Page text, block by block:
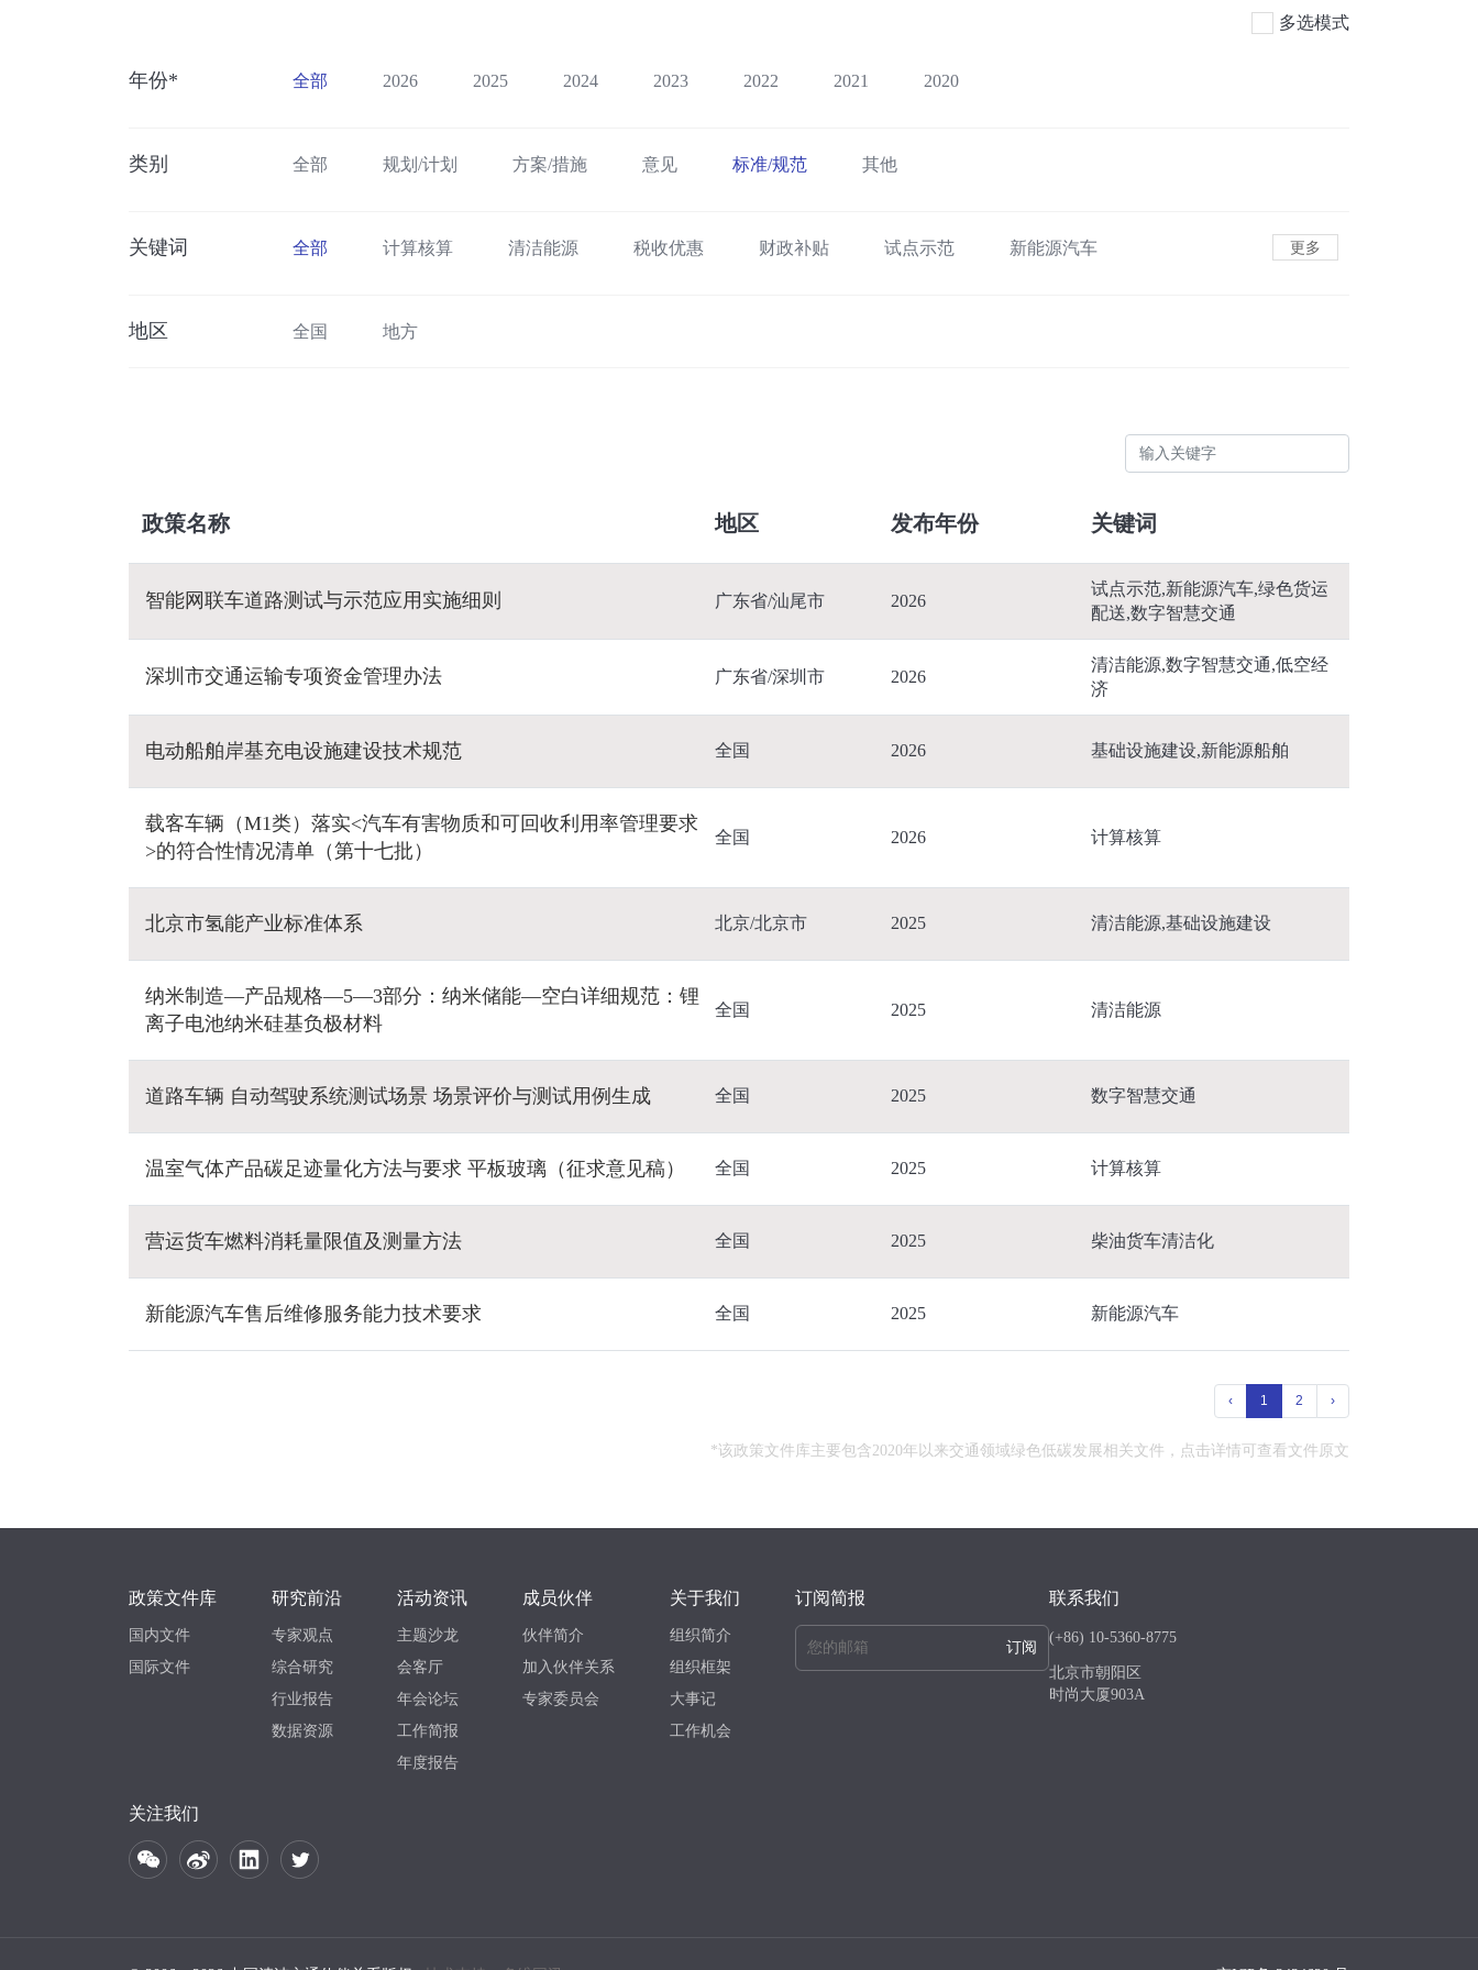
多选模式
年份* 全部 2026 2025 2024 2023 2022 2021 2020
类别 全部 规划/计划 方案/措施 意见 标准/规范 其他
关键词 全部 计算核算 清洁能源 税收优惠 财政补贴 试点示范 新能源汽车
数字智慧交通
更多
地区 全国 地方
政策名称 地区 发布年份 关键词
智能网联车道路测试与示范应用实施细则 广东省/汕尾市 2026
试点示范,新能源汽车,绿色货运
配送,数字智慧交通
深圳市交通运输专项资金管理办法 广东省/深圳市 2026
清洁能源,数字智慧交通,低空经
济
电动船舶岸基充电设施建设技术规范 全国 2026 基础设施建设,新能源船舶
载客车辆（M1类）落实<汽车有害物质和可回收利用率管理要求
>的符合性情况清单（第十七批）
全国 2026 计算核算
北京市氢能产业标准体系 北京/北京市 2025 清洁能源,基础设施建设
纳米制造—产品规格—5—3部分：纳米储能—空白详细规范：锂
离子电池纳米硅基负极材料
全国 2025 清洁能源
道路车辆 自动驾驶系统测试场景 场景评价与测试用例生成 全国 2025 数字智慧交通
温室气体产品碳足迹量化方法与要求 平板玻璃（征求意见稿） 全国 2025 计算核算
营运货车燃料消耗量限值及测量方法 全国 2025 柴油货车清洁化
新能源汽车售后维修服务能力技术要求 全国 2025 新能源汽车
‹ 1 2 ›
*该政策文件库主要包含2020年以来交通领域绿色低碳发展相关文件，点击详情可查看文件原文
政策文件库
国内文件
国际文件
研究前沿
专家观点
综合研究
行业报告
数据资源
活动资讯
主题沙龙
会客厅
年会论坛
工作简报
年度报告
成员伙伴
伙伴简介
加入伙伴关系
专家委员会
关于我们
组织简介
组织框架
大事记
工作机会
订阅简报
订阅
联系我们
(+86) 10-5360-8775
北京市朝阳区
时尚大厦903A
关注我们